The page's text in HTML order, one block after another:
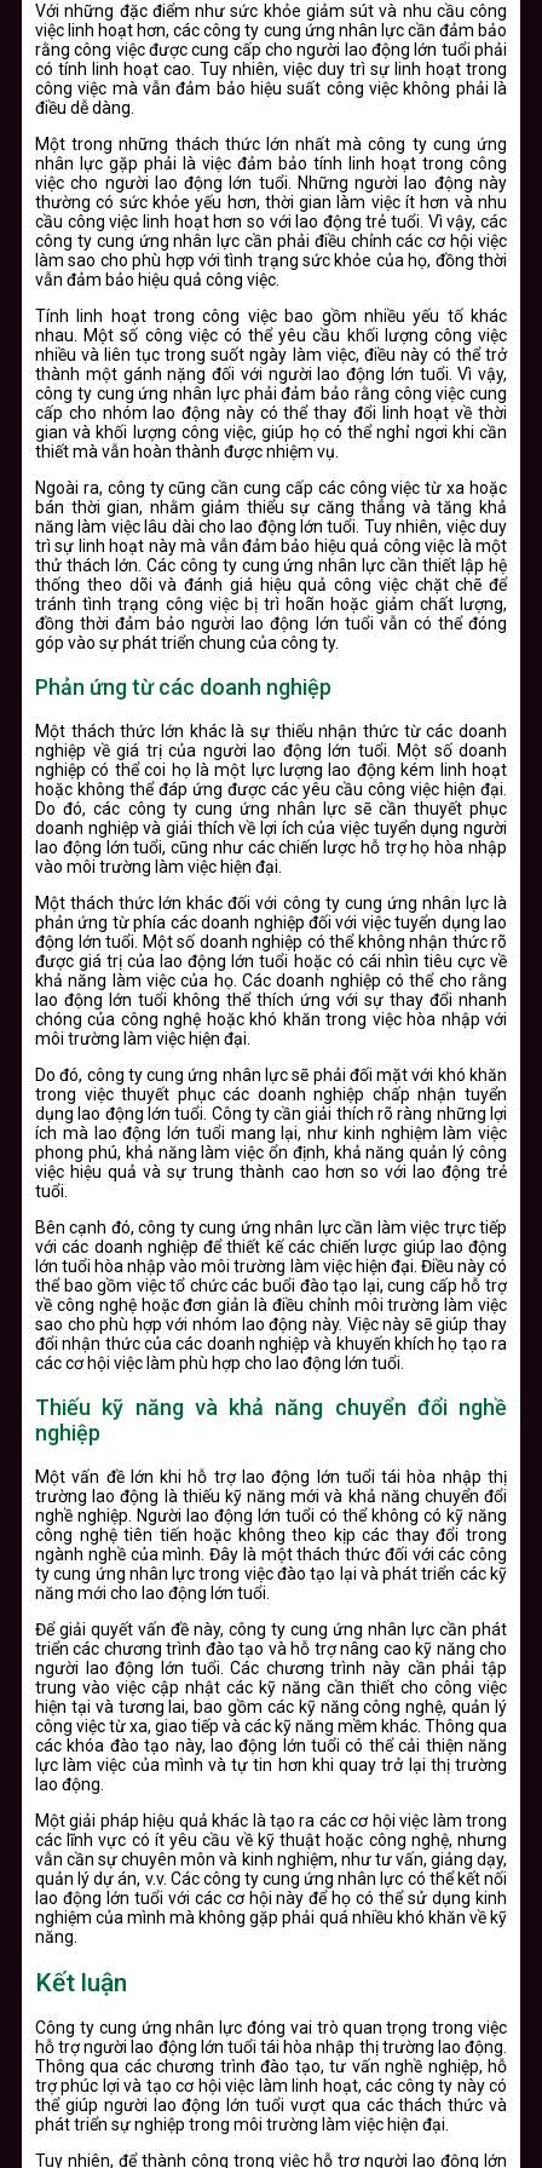
Với những đặc điểm như sức khỏe giảm sút và nhu cầu công
việc linh hoạt hơn, các công ty cung ứng nhân lực cần đảm bảo
rằng công việc được cung cấp cho người lao động lớn tuổi phải
có tính linh hoạt cao. Tuy nhiên, việc duy trì sự linh hoạt trong
công việc mà vẫn đảm bảo hiệu suất công việc không phải là
điều dễ dàng.
Một trong những thách thức lớn nhất mà công ty cung ứng
nhân lực gặp phải là việc đảm bảo tính linh hoạt trong công
việc cho người lao động lớn tuổi. Những người lao động này
thường có sức khỏe yếu hơn, thời gian làm việc ít hơn và nhu
cầu công việc linh hoạt hơn so với lao động trẻ tuổi. Vì vậy, các
công ty cung ứng nhân lực cần phải điều chỉnh các cơ hội việc
làm sao cho phù hợp với tình trạng sức khỏe của họ, đồng thời
vẫn đảm bảo hiệu quả công việc.
Tính linh hoạt trong công việc bao gồm nhiều yếu tố khác
nhau. Một số công việc có thể yêu cầu khối lượng công việc
nhiều và liên tục trong suốt ngày làm việc, điều này có thể trở
thành một gánh nặng đối với người lao động lớn tuổi. Vì vậy,
công ty cung ứng nhân lực phải đảm bảo rằng công việc cung
cấp cho nhóm lao động này có thể thay đổi linh hoạt về thời
gian và khối lượng công việc, giúp họ có thể nghỉ ngơi khi cần
thiết mà vẫn hoàn thành được nhiệm vụ.
Ngoài ra, công ty cũng cần cung cấp các công việc từ xa hoặc
bán thời gian, nhằm giảm thiểu sự căng thẳng và tăng khả
năng làm việc lâu dài cho lao động lớn tuổi. Tuy nhiên, việc duy
trì sự linh hoạt này mà vẫn đảm bảo hiệu quả công việc là một
thử thách lớn. Các công ty cung ứng nhân lực cần thiết lập hệ
thống theo dõi và đánh giá hiệu quả công việc chặt chẽ để
tránh tình trạng công việc bị trì hoãn hoặc giảm chất lượng,
đồng thời đảm bảo người lao động lớn tuổi vẫn có thể đóng
góp vào sự phát triển chung của công ty.
Phản ứng từ các doanh nghiệp
Một thách thức lớn khác là sự thiếu nhận thức từ các doanh
nghiệp về giá trị của người lao động lớn tuổi. Một số doanh
nghiệp có thể coi họ là một lực lượng lao động kém linh hoạt
hoặc không thể đáp ứng được các yêu cầu công việc hiện đại.
Do đó, các công ty cung ứng nhân lực sẽ cần thuyết phục
doanh nghiệp và giải thích về lợi ích của việc tuyển dụng người
lao động lớn tuổi, cũng như các chiến lược hỗ trợ họ hòa nhập
vào môi trường làm việc hiện đại.
Một thách thức lớn khác đối với công ty cung ứng nhân lực là
phản ứng từ phía các doanh nghiệp đối với việc tuyển dụng lao
động lớn tuổi. Một số doanh nghiệp có thể không nhận thức rõ
được giá trị của lao động lớn tuổi hoặc có cái nhìn tiêu cực về
khả năng làm việc của họ. Các doanh nghiệp có thể cho rằng
lao động lớn tuổi không thể thích ứng với sự thay đổi nhanh
chóng của công nghệ hoặc khó khăn trong việc hòa nhập với
môi trường làm việc hiện đại.
Do đó, công ty cung ứng nhân lực sẽ phải đối mặt với khó khăn
trong việc thuyết phục các doanh nghiệp chấp nhận tuyển
dụng lao động lớn tuổi. Công ty cần giải thích rõ ràng những lợi
ích mà lao động lớn tuổi mang lại, như kinh nghiệm làm việc
phong phú, khả năng làm việc ổn định, khả năng quản lý công
việc hiệu quả và sự trung thành cao hơn so với lao động trẻ
tuổi.
Bên cạnh đó, công ty cung ứng nhân lực cần làm việc trực tiếp
với các doanh nghiệp để thiết kế các chiến lược giúp lao động
lớn tuổi hòa nhập vào môi trường làm việc hiện đại. Điều này có
thể bao gồm việc tổ chức các buổi đào tạo lại, cung cấp hỗ trợ
về công nghệ hoặc đơn giản là điều chỉnh môi trường làm việc
sao cho phù hợp với nhóm lao động này. Việc này sẽ giúp thay
đổi nhận thức của các doanh nghiệp và khuyến khích họ tạo ra
các cơ hội việc làm phù hợp cho lao động lớn tuổi.
Thiếu kỹ năng và khả năng chuyển đổi nghề
nghiệp
Một vấn đề lớn khi hỗ trợ lao động lớn tuổi tái hòa nhập thị
trường lao động là thiếu kỹ năng mới và khả năng chuyển đổi
nghề nghiệp. Người lao động lớn tuổi có thể không có kỹ năng
công nghệ tiên tiến hoặc không theo kịp các thay đổi trong
ngành nghề của mình. Đây là một thách thức đối với các công
ty cung ứng nhân lực trong việc đào tạo lại và phát triển các kỹ
năng mới cho lao động lớn tuổi.
Để giải quyết vấn đề này, công ty cung ứng nhân lực cần phát
triển các chương trình đào tạo và hỗ trợ nâng cao kỹ năng cho
người lao động lớn tuổi. Các chương trình này cần phải tập
trung vào việc cập nhật các kỹ năng cần thiết cho công việc
hiện tại và tương lai, bao gồm các kỹ năng công nghệ, quản lý
công việc từ xa, giao tiếp và các kỹ năng mềm khác. Thông qua
các khóa đào tạo này, lao động lớn tuổi có thể cải thiện năng
lực làm việc của mình và tự tin hơn khi quay trở lại thị trường
lao động.
Một giải pháp hiệu quả khác là tạo ra các cơ hội việc làm trong
các lĩnh vực có ít yêu cầu về kỹ thuật hoặc công nghệ, nhưng
vẫn cần sự chuyên môn và kinh nghiệm, như tư vấn, giảng dạy,
quản lý dự án, v.v. Các công ty cung ứng nhân lực có thể kết nối
lao động lớn tuổi với các cơ hội này để họ có thể sử dụng kinh
nghiệm của mình mà không gặp phải quá nhiều khó khăn về kỹ
năng.
Kết luận
Công ty cung ứng nhân lực đóng vai trò quan trọng trong việc
hỗ trợ người lao động lớn tuổi tái hòa nhập thị trường lao động.
Thông qua các chương trình đào tạo, tư vấn nghề nghiệp, hỗ
trợ phúc lợi và tạo cơ hội việc làm linh hoạt, các công ty này có
thể giúp người lao động lớn tuổi vượt qua các thách thức và
phát triển sự nghiệp trong môi trường làm việc hiện đại.
Tuy nhiên, để thành công trong việc hỗ trợ người lao động lớn